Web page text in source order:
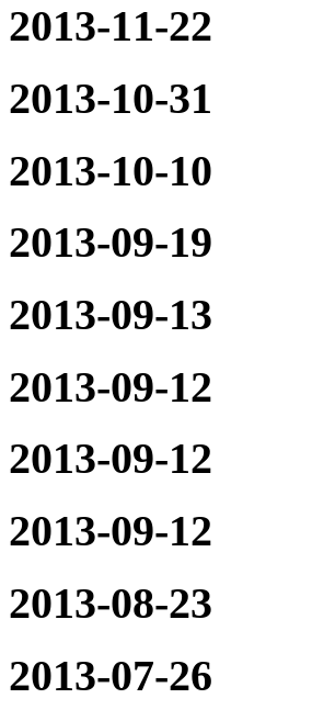
2013-11-22
2013-10-31
2013-10-10
2013-09-19
2013-09-13
2013-09-12
2013-09-12
2013-09-12
2013-08-23
2013-07-26